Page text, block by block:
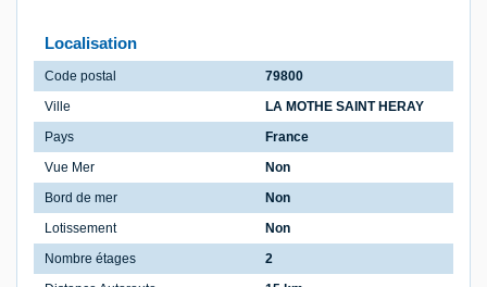
Localisation
Code postal
79800
Ville
LA MOTHE SAINT HERAY
Pays
France
Vue Mer
Non
Bord de mer
Non
Lotissement
Non
Nombre étages
2